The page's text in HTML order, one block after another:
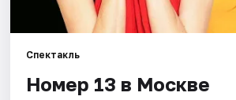
Спектакль
Номер 13 в Москве